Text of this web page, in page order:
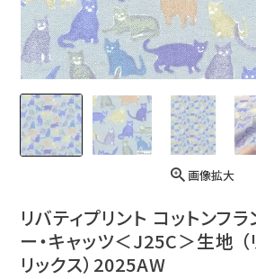
画像拡大
リバティプリント コットンフ
ー・キャッツ＜J25C＞生地 （
リックス）2025AW